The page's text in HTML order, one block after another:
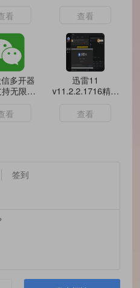
看 查看
多开器
无限多
看
迅雷11
v11.2.2.1716精简
查看
签到